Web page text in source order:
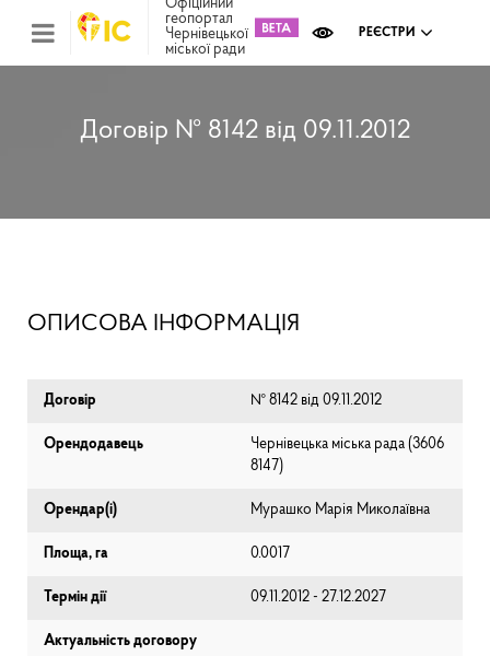
Офіційний
геопортал
Чернівецької
міської ради
РЕЄСТРИ
Договір № 8142 від 09.11.2012
ОПИСОВА ІНФОРМАЦІЯ
Договір № 8142 від 09.11.2012
Орендодавець
Чернівецька міська рада (⁨3606
8147⁩)
Орендар(і) Мурашко Марія Миколаївна
Площа, га 0.0017
Термін дії 09.11.2012 - 27.12.2027
Актуальність договору